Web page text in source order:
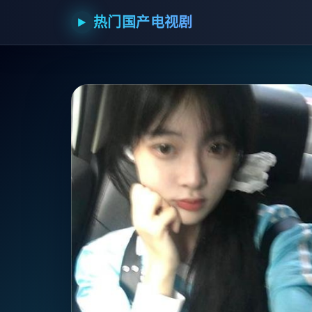
▶ 热门国产电视剧